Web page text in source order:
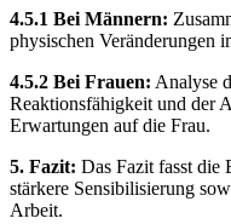
4.5.1 Bei Männern:
physischen Veränderungen
4.5.2 Bei Frauen: Analyse
Reaktionsfähigkeit und der
Erwartungen auf die Frau.
5. Fazit: Das Fazit fasst die
stärkere Sensibilisierung
Arbeit.